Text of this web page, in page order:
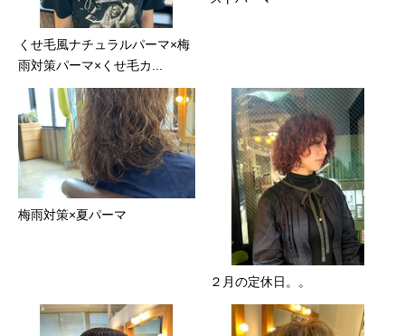
くせ毛風ナチュラルパーマ×梅
雨対策パーマ×くせ毛カ...
梅雨対策×夏パーマ
２月の定休日。。